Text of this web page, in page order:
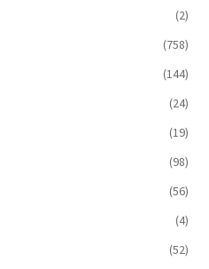
(2)
(758)
(144)
(24)
(19)
(98)
(56)
(4)
(52)